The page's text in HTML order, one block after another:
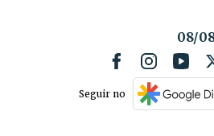
08/
Seguir no